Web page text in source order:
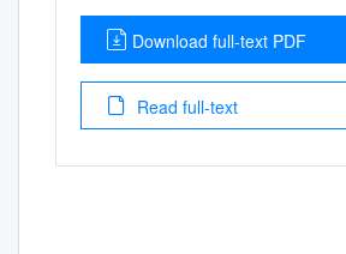
Download full-text PDF
Read full-text